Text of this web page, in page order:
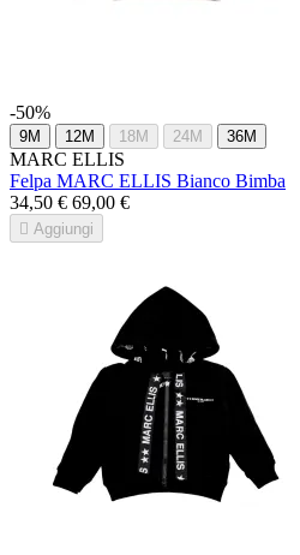
-50%
9M 12M 18M 24M 36M
MARC ELLIS
Felpa MARC ELLIS Bianco Bimba
34,50 € 69,00 €
 Aggiungi